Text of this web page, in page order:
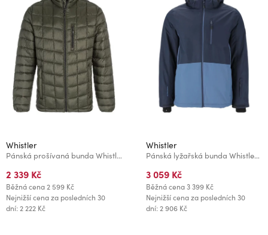
Whistler
Pánská prošívaná bunda Whistler Luis
2 339 Kč
Běžná cena2 599 Kč
Nejnižší cena za posledních 30
dní: 2 222 Kč
Whistler
Pánská lyžařská bunda Whistler Drizzle M
3 059 Kč
Běžná cena3 399 Kč
Nejnižší cena za posledních 30
dní: 2 906 Kč